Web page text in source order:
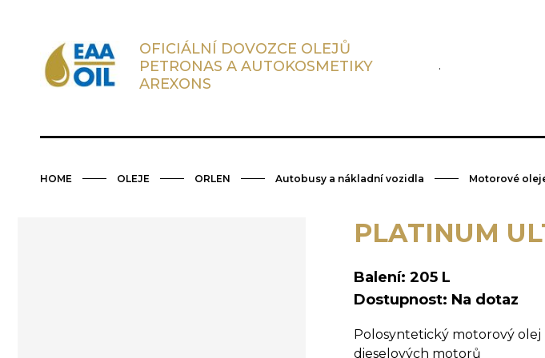
OFICIÁLNÍ DOVOZCE OLEJŮ
PETRONAS A AUTOKOSMETIKY
AREXONS
.
HOME OLEJE ORLEN Autobusy a nákladní vozidla Motorové
PLATINUM
Balení: 205 L
Dostupnost: Na dotaz
Polosyntetický motorový
dieselových motorů